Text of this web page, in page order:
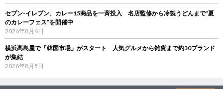
セブン‐イレブン、カレー15商品を一斉投入 名店監修から冷製うどんまで“夏
のカレーフェス”を開催中
2026年8月6日
横浜高島屋で「韓国市場」がスタート 人気グルメから雑貨まで約30ブランド
が集結
2026年8月5日